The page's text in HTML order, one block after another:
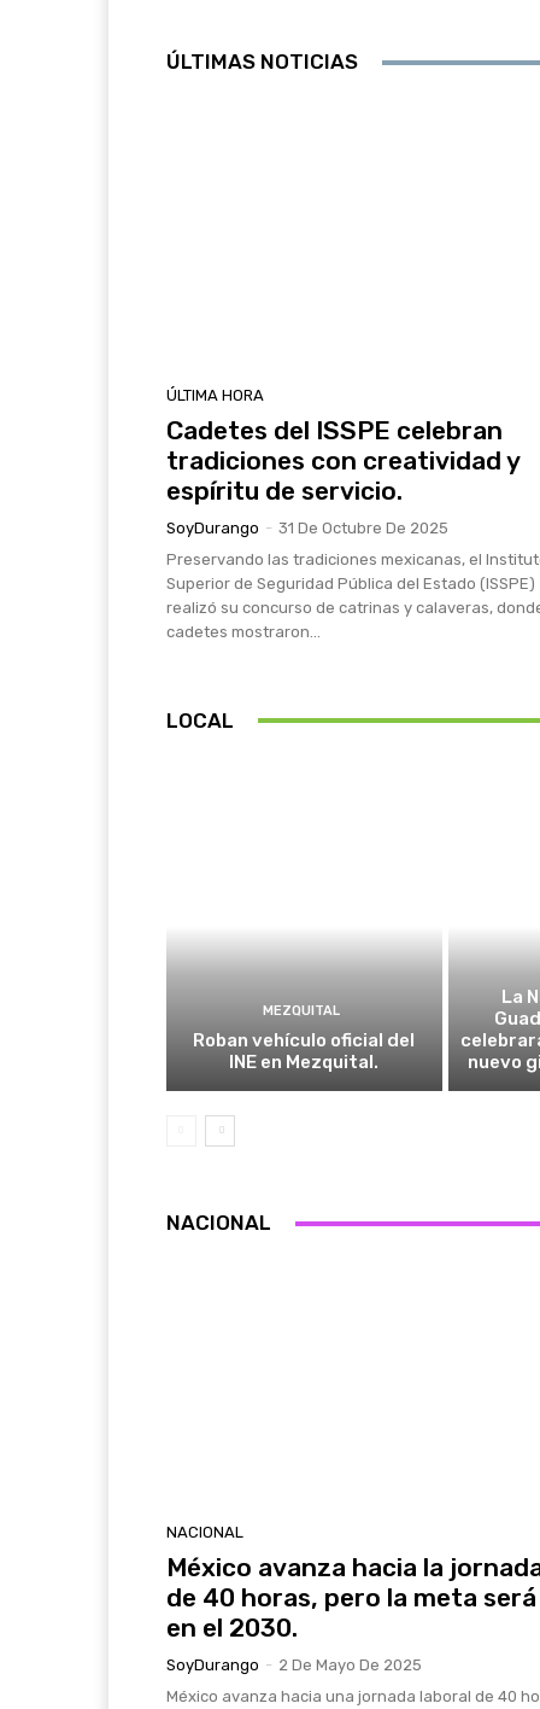
ÚLTIMAS NOTICIAS
ÚLTIMA HORA
Cadetes del ISSPE celebran
tradiciones con creatividad y
espíritu de servicio.
SoyDurango - 31 De Octubre De 2025
Preservando las tradiciones mexicanas, el
Superior de Seguridad Pública del Estado (ISSPE)
realizó su concurso de catrinas y calaveras,
cadetes mostraron...
LOCAL
MEZQUITAL
Roban vehículo oficial del
INE en Mezquital.
La
nuevo
NACIONAL
NACIONAL
México avanza hacia la
de 40 horas, pero la meta será
en el 2030.
SoyDurango - 2 De Mayo De 2025
México avanza hacia una jornada laboral de 40